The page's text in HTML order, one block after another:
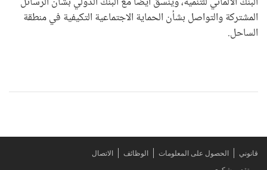
المشتركة والتواصل بشأن الحماية الاجتماعية التكيفية في منطقة
الساحل.
قانوني الحصول على المعلومات الوظائف
الاتصال